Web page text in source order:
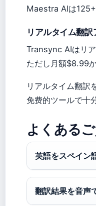
Maestra AIは
リアルタイム翻訳
Transync AIはリ
ただし月額$8.99
リアルタイム翻訳
免费的ツールで十
よくある
英語をスペイン
翻訳結果を音声